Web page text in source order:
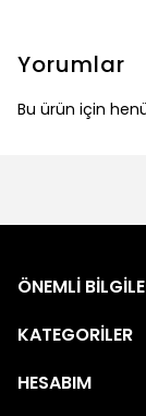
Yorumlar
Bu ürün için
ÖNEMLİ
KATEGORİLER
HESABIM